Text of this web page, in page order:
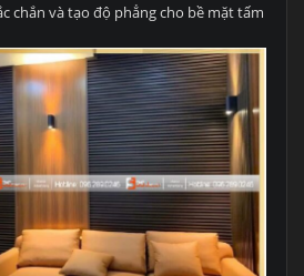
chắn và tạo độ phẳng cho bề mặt tấm